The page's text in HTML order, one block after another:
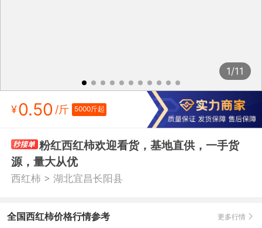
1/11
¥0.50 /斤 5000斤起
粉红西红柿欢迎看货，基地直供，一手货
源，量大从优
西红柿 > 湖北宜昌长阳县
全国西红柿价格行情参考 更多行情